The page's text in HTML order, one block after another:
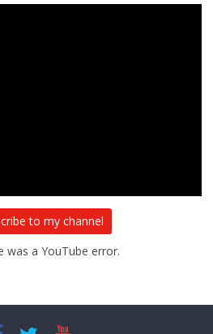
to my channel
was a YouTube error.